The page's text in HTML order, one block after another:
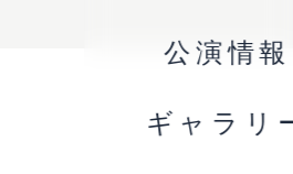
公演情報
ギャラリ